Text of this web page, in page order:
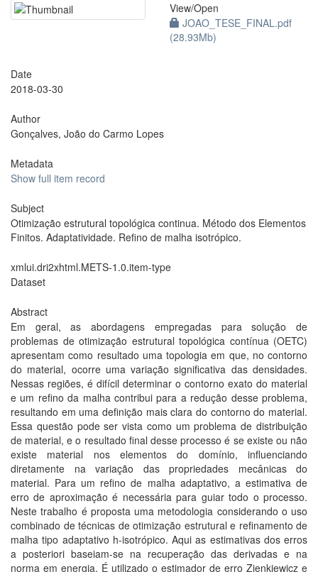
View/Open
JOAO_TESE_FINAL.pdf
(28.93Mb)
Date
2018-03-30
Author
Gonçalves, João do Carmo Lopes
Metadata
Show full item record
Subject
Otimização estrutural topológica continua. Método dos Elementos
Finitos. Adaptatividade. Refino de malha isotrópico.
xmlui.dri2xhtml.METS-1.0.item-type
Dataset
Abstract
Em geral, as abordagens empregadas para solução de
problemas de otimização estrutural topológica contínua (OETC)
apresentam como resultado uma topologia em que, no contorno
do material, ocorre uma variação significativa das densidades.
Nessas regiões, é difícil determinar o contorno exato do material
e um refino da malha contribui para a redução desse problema,
resultando em uma definição mais clara do contorno do material.
Essa questão pode ser vista como um problema de distribuição
de material, e o resultado final desse processo é se existe ou não
existe material nos elementos do domínio, influenciando
diretamente na variação das propriedades mecânicas do
material. Para um refino de malha adaptativo, a estimativa de
erro de aproximação é necessária para guiar todo o processo.
Neste trabalho é proposta uma metodologia considerando o uso
combinado de técnicas de otimização estrutural e refinamento de
malha tipo adaptativo h-isotrópico. Aqui as estimativas dos erros
a posteriori baseiam-se na recuperação das derivadas e na
norma em energia. É utilizado o estimador de erro Zienkiewicz e